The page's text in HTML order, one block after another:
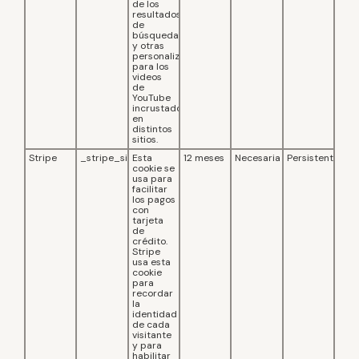
de los
resultados
de
búsqueda
y otras
personalizaciones
para los
videos
de
YouTube
incrustados
en
distintos
sitios.
Stripe
_stripe_sidEsta
cookie se
usa para
facilitar
los pagos
con
tarjeta
de
crédito.
Stripe
usa esta
cookie
para
recordar
la
identidad
de cada
visitante
y para
habilitar
12 meses Necesaria Persistente